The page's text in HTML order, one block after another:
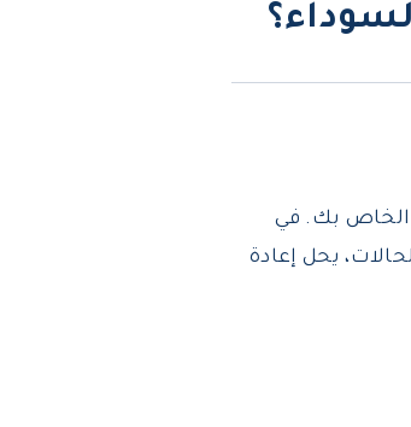
الخاص بك. في
يحل إعادة